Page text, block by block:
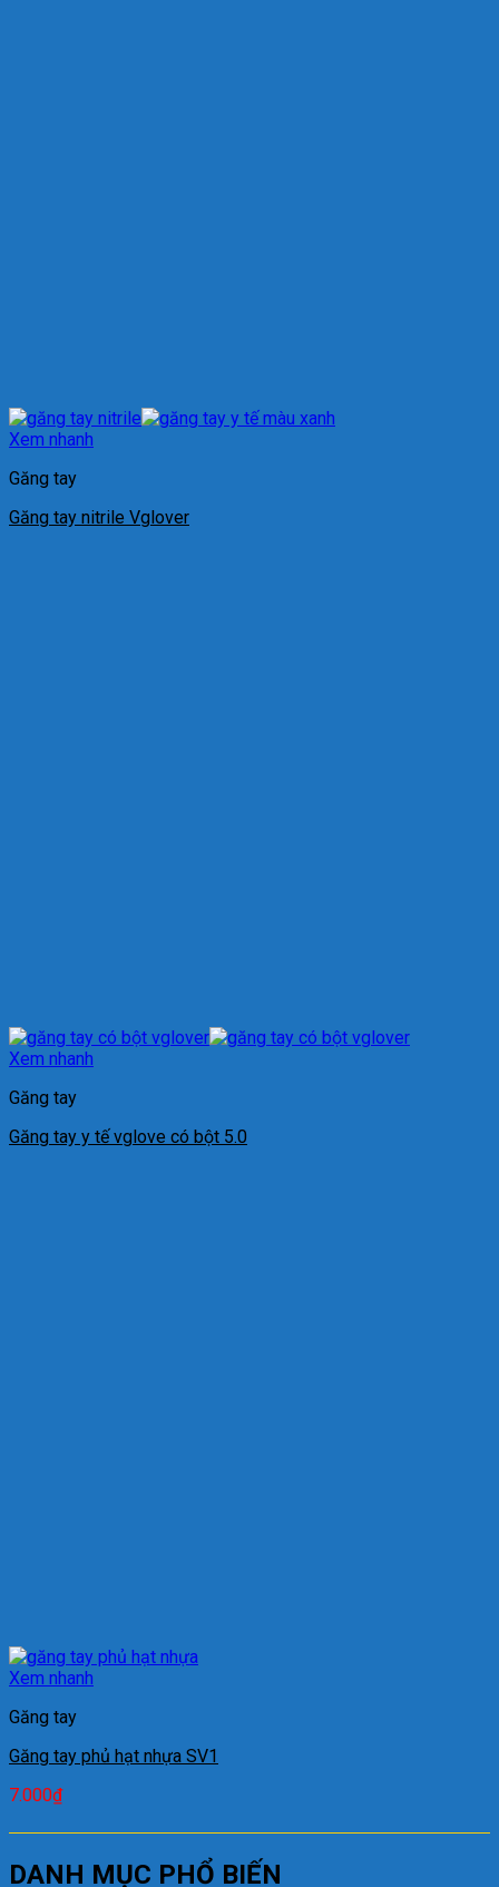
Xem nhanh
Găng tay
Găng tay nitrile Vglover
Xem nhanh
Găng tay
Găng tay y tế vglove có bột 5.0
Xem nhanh
Găng tay
Găng tay phủ hạt nhựa SV1
7.000₫
DANH MỤC PHỔ BIẾN